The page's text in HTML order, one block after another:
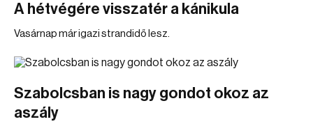
A hétvégére visszatér a kánikula
Vasárnap már igazi strandidő lesz.
Szabolcsban is nagy gondot okoz az
aszály